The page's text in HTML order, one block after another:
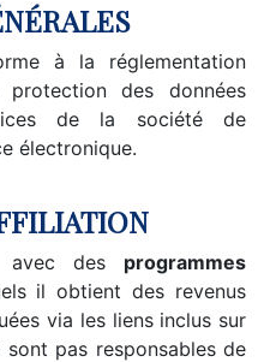
à la réglementation
des données
de la société de
électronique.
avec des programmes
il obtient des revenus
via les liens inclus sur
pas responsables de